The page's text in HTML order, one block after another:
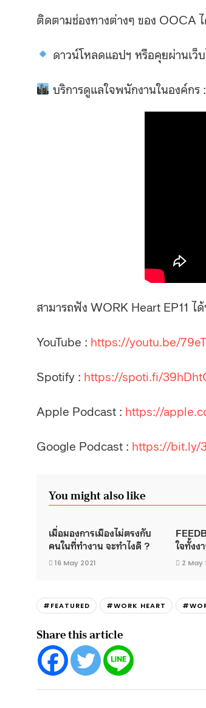
ติดตามช่องทางต่างๆ ของ OOCA
ดาวน์โหลดแอปฯ หรือคุยผ่านเว็
บริการดูแลใจพนักงานในองค์กร :
สามารถฟัง WORK Heart EP11 ไ
YouTube : https://youtu.be/
Spotify : https://spoti.fi/
Apple Podcast : https://
Google Podcast : https://bit.ly/
You might also like
เมื่อมองการเมืองไม่ตรงกับ
คนในที่ทำงาน จะทำไงดี ?
16 May 2021
ใจทั้งง
2 May
#FEATURED #WORK HEART
Share this article